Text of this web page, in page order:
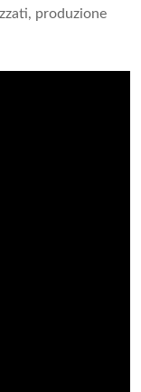
produzione